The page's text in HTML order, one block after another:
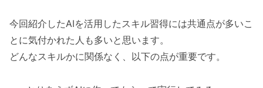
今回紹介したAIを活用したスキル習得には共通点が多いこ
とに気付かれた人も多いと思います。
どんなスキルかに関係なく、以下の点が重要です。